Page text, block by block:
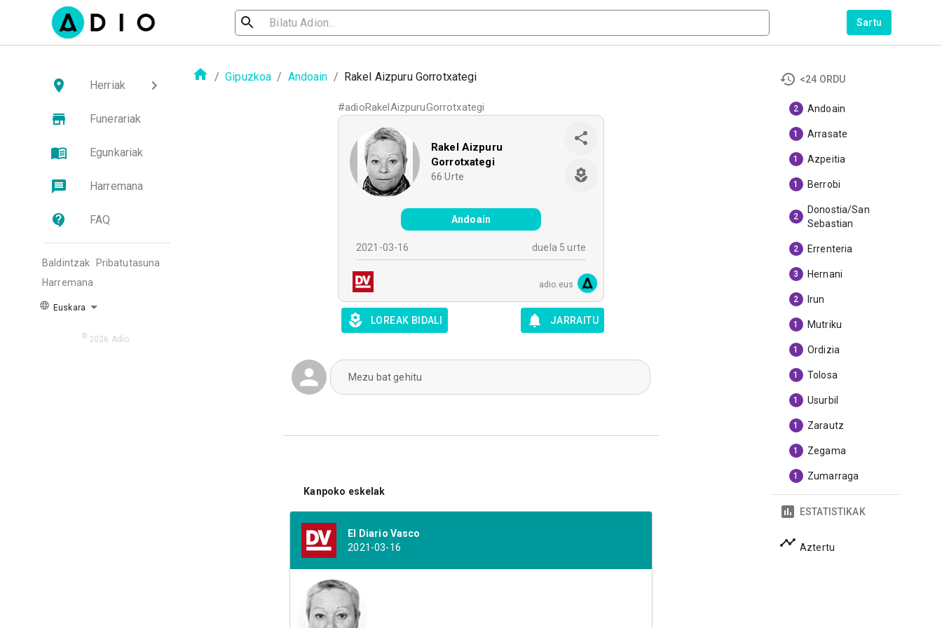
Sartu
Herriak
Funerariak
Egunkariak
Harremana
FAQ
Baldintzak
Pribatutasuna
Harremana
Euskara
© 2026 Adio.
/ Gipuzkoa / Andoain / Rakel Aizpuru Gorrotxategi
#adioRakelAizpuruGorrotxategi
Rakel Aizpuru
Gorrotxategi
66 Urte
Andoain
2021-03-16 duela 5 urte
adio.eus
LOREAK BIDALI JARRAITU
Mezu bat gehitu
Kanpoko eskelak
El Diario Vasco
2021-03-16
<24 ORDU
2 Andoain
1 Arrasate
1 Azpeitia
1 Berrobi
2
Donostia/San
Sebastian
2 Errenteria
3 Hernani
2 Irun
1 Mutriku
1 Ordizia
1 Tolosa
1 Usurbil
1 Zarautz
1 Zegama
1 Zumarraga
ESTATISTIKAK
Aztertu